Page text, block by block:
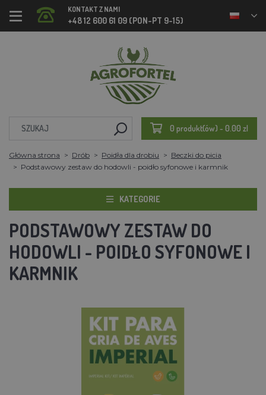
KONTAKT Z NAMI
+48 12 600 61 09 (PON-PT 9-15)
0 produkt(ów) - 0.00 zl
Główna strona Drób Poidła dla drobiu
Beczki do picia
Podstawowy zestaw do hodowli - poidło syfonowe i karmnik
KATEGORIE
PODSTAWOWY ZESTAW DO
HODOWLI - POIDŁO SYFONOWE I
KARMNIK